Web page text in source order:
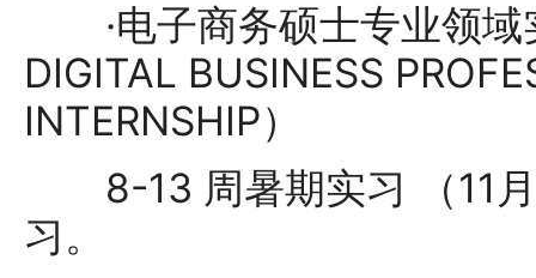
·电子商务硕士专业领域
DIGITAL BUSINESS
INTERNSHIP）
8-13 周暑期实习 （11月
习。